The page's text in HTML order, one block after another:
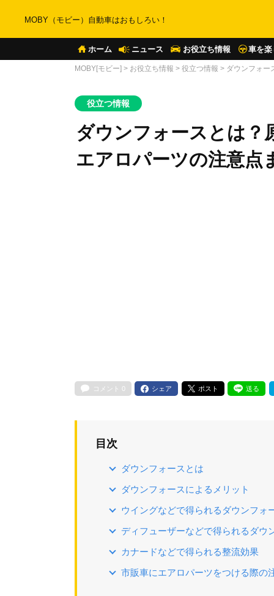
MOBY（モビー）自動車はおもしろい！
ホーム ニュース お役立ち情報 車を楽
MOBY[モビー] > お役立ち情報 > 役立つ情報 > ダウンフォー
役立つ情報
ダウンフォースとは？
エアロパーツの注意点
コメント 0 シェア ポスト 送る
目次
ダウンフォースとは
ダウンフォースによるメリット
ウイングなどで得られるダウンフォ
ディフューザーなどで得られるダウ
カナードなどで得られる整流効果
市販車にエアロパーツをつける際の